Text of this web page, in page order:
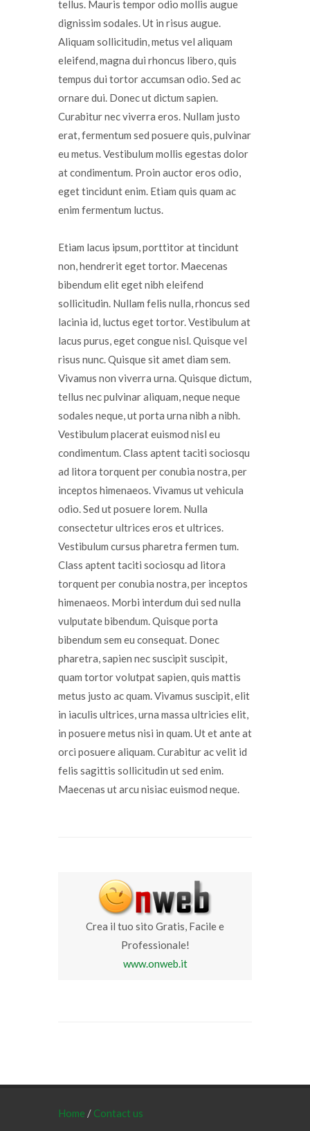
tellus. Mauris tempor odio mollis augue
dignissim sodales. Ut in risus augue.
Aliquam sollicitudin, metus vel aliquam
eleifend, magna dui rhoncus libero, quis
tempus dui tortor accumsan odio. Sed ac
ornare dui. Donec ut dictum sapien.
Curabitur nec viverra eros. Nullam justo
erat, fermentum sed posuere quis, pulvinar
eu metus. Vestibulum mollis egestas dolor
at condimentum. Proin auctor eros odio,
eget tincidunt enim. Etiam quis quam ac
enim fermentum luctus.
Etiam lacus ipsum, porttitor at tincidunt
non, hendrerit eget tortor. Maecenas
bibendum elit eget nibh eleifend
sollicitudin. Nullam felis nulla, rhoncus sed
lacinia id, luctus eget tortor. Vestibulum at
lacus purus, eget congue nisl. Quisque vel
risus nunc. Quisque sit amet diam sem.
Vivamus non viverra urna. Quisque dictum,
tellus nec pulvinar aliquam, neque neque
sodales neque, ut porta urna nibh a nibh.
Vestibulum placerat euismod nisl eu
condimentum. Class aptent taciti sociosqu
ad litora torquent per conubia nostra, per
inceptos himenaeos. Vivamus ut vehicula
odio. Sed ut posuere lorem. Nulla
consectetur ultrices eros et ultrices.
Vestibulum cursus pharetra fermen tum.
Class aptent taciti sociosqu ad litora
torquent per conubia nostra, per inceptos
himenaeos. Morbi interdum dui sed nulla
vulputate bibendum. Quisque porta
bibendum sem eu consequat. Donec
pharetra, sapien nec suscipit suscipit,
quam tortor volutpat sapien, quis mattis
metus justo ac quam. Vivamus suscipit, elit
in iaculis ultrices, urna massa ultricies elit,
in posuere metus nisi in quam. Ut et ante at
orci posuere aliquam. Curabitur ac velit id
felis sagittis sollicitudin ut sed enim.
Maecenas ut arcu nisiac euismod neque.
Crea il tuo sito Gratis, Facile e
Professionale!
www.onweb.it
Home / Contact us